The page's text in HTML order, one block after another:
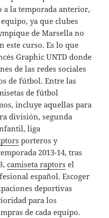
a la temporada anterior,
ya que clubes
de Marsella no
este curso. Es lo que
Graphic UNTD donde
de las redes sociales
de fútbol. Entre las
de fútbol
incluye aquellas para
división, segunda
liga
porteros y
2013-14, tras
camiseta raptors el
español. Escoger
deportivas
para los
de cada equipo.